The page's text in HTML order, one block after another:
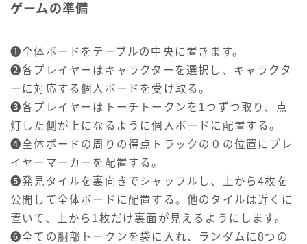
ゲームの準備
❶全体ボードをテーブルの中央に置きます。
❷各プレイヤーはキャラクターを選択し、キャラクタ
ーに対応する個人ボードを受け取る。
❸各プレイヤーはトーチトークンを1つずつ取り、点
灯した側が上になるように個人ボードに配置する。
❹全体ボードの周りの得点トラックの０の位置にプレ
イヤーマーカーを配置する。
❺発見タイルを裏向きでシャッフルし、上から4枚を
公開して全体ボードに配置する。他のタイルは近くに
置いて、上から1枚だけ裏面が見えるようにします。
❻全ての胴部トークンを袋に入れ、ランダムに8つの